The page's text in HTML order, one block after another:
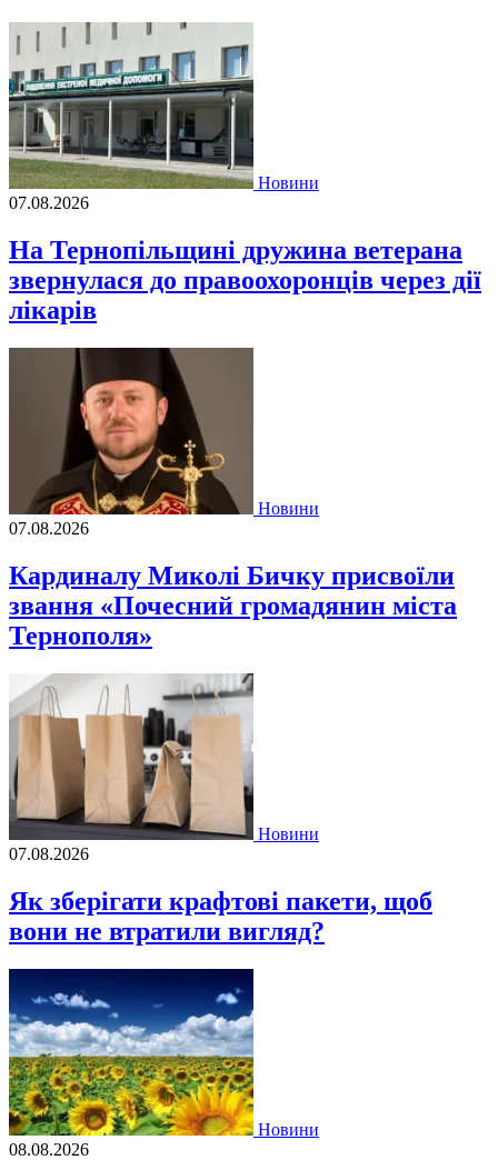
Новини
07.08.2026
На Тернопільщині дружина ветерана
звернулася до правоохоронців через дії
лікарів
Новини
07.08.2026
Кардиналу Миколі Бичку присвоїли
звання «Почесний громадянин міста
Тернополя»
Новини
07.08.2026
Як зберігати крафтові пакети, щоб
вони не втратили вигляд?
Новини
08.08.2026